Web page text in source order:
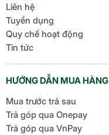
Liên hệ
Tuyển dụng
Quy chế hoạt động
Tin tức
HƯỚNG DẪN MUA HÀNG
Mua trước trả sau
Trả góp qua Onepay
Trả góp qua VnPay